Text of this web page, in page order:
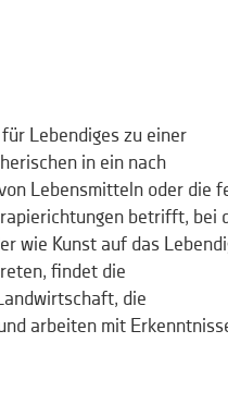
Lebendiges zu einer
in ein nach
Lebensmitteln oder die
betrifft, bei
wie Kunst auf das
findet die
die
arbeiten mit